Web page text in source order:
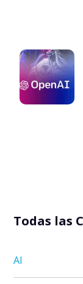
Todas las
AI